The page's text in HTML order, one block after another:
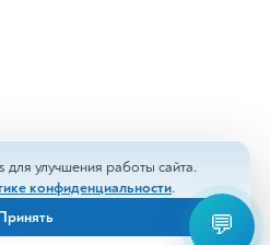
улучшения работы сайта.
конфиденциальности.
💬